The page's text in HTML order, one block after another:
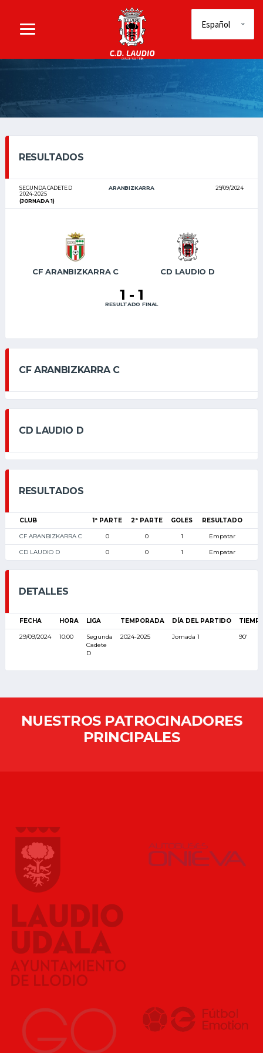
RESULTADOS
SEGUNDA CADETE D
2024-2025
ARANBIZKARRA
29/09/2024
(JORNADA 1)
CF ARANBIZKARRA C CD LAUDIO D
1 - 1
RESULTADO FINAL
CF ARANBIZKARRA C
CD LAUDIO D
RESULTADOS
CLUB 1ª PARTE 2ª PARTE GOLES RESULTADO
CF ARANBIZKARRA C 0 0 1 Empatar
CD LAUDIO D 0 0 1 Empatar
DETALLES
FECHA HORA LIGA TEMPORADA DÍA DEL PARTIDO
29/09/2024 10:00
Segunda
Cadete
D
2024-2025 Jornada 1 90'
NUESTROS PATROCINADORES
PRINCIPALES